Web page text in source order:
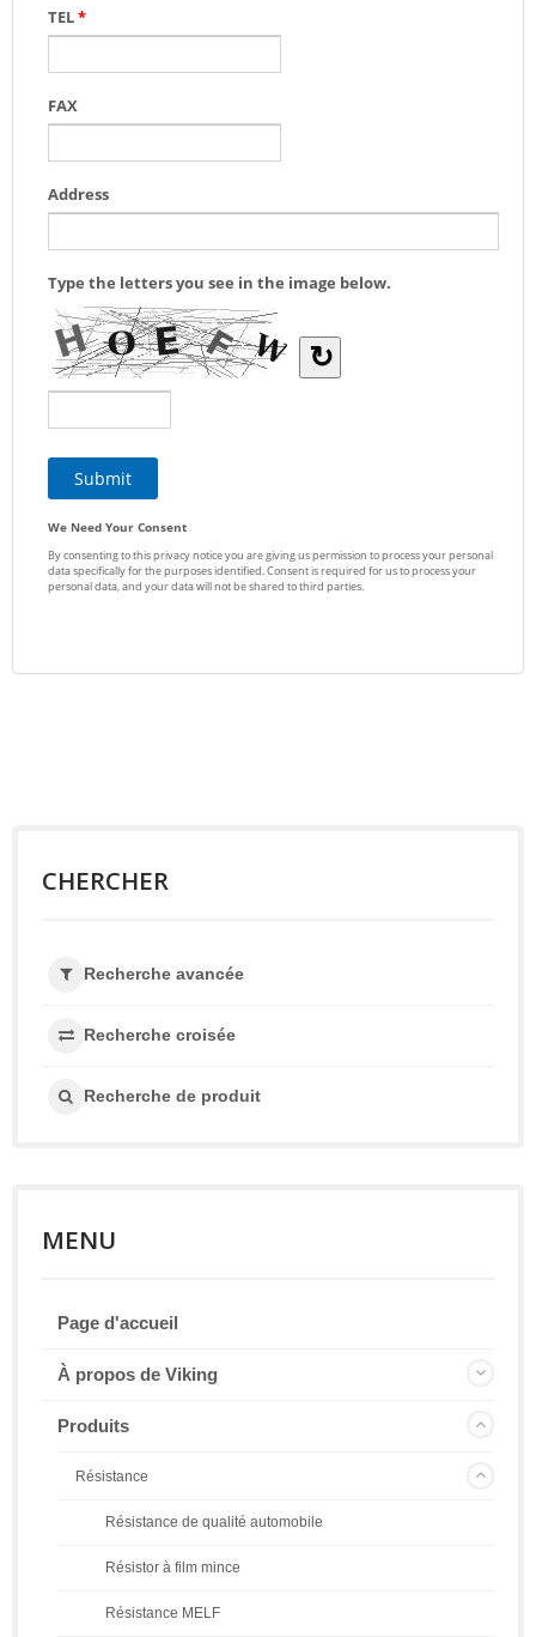
CHERCHER
Recherche avancée
Recherche croisée
Recherche de produit
MENU
Page d'accueil
À propos de Viking
Produits
Résistance
Résistance de qualité automobile
Résistor à film mince
Résistance MELF